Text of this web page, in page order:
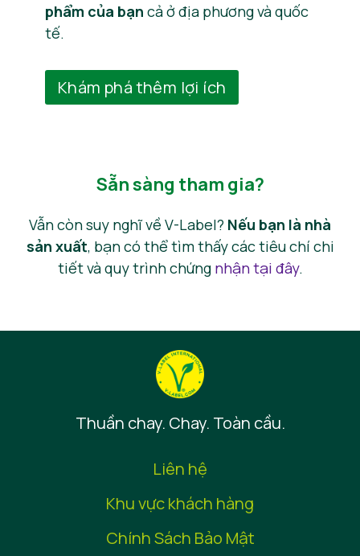
phẩm của bạn cả ở địa phương và quốc
tế.
Khám phá thêm lợi ích
Sẵn sàng tham gia?
Vẫn còn suy nghĩ về V-Label? Nếu bạn là nhà
sản xuất, bạn có thể tìm thấy các tiêu chí chi
tiết và quy trình chứng nhận tại đây.
Thuần chay. Chay. Toàn cầu.
Liên hệ
Khu vực khách hàng
Chính Sách Bảo Mật